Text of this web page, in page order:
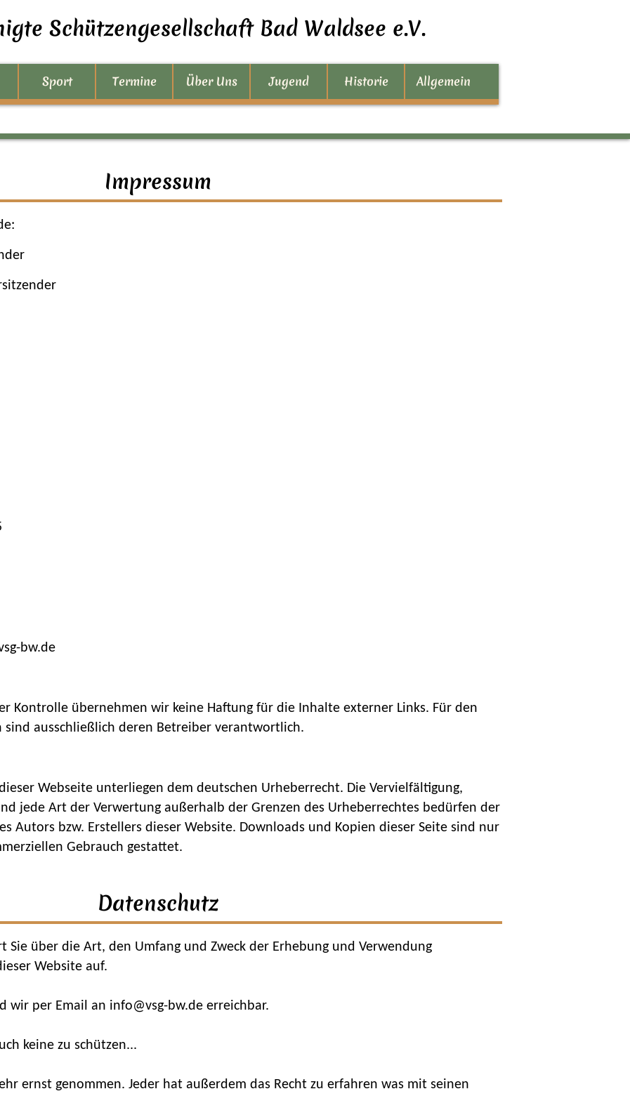
Schützengesellschaft Bad Waldsee e.V.
Sport Termine Über Uns Jugend Historie Allgemein
Impressum
bw.de
Kontrolle übernehmen wir keine Haftung für die Inhalte externer Links. Für den
sind ausschließlich deren Betreiber verantwortlich.
Webseite unterliegen dem deutschen Urheberrecht. Die Vervielfältigung,
jede Art der Verwertung außerhalb der Grenzen des Urheberrechtes bedürfen der
Autors bzw. Erstellers dieser Website. Downloads und Kopien dieser Seite sind nur
Gebrauch gestattet.
Datenschutz
Sie über die Art, den Umfang und Zweck der Erhebung und Verwendung
Website auf.
wir per Email an info@vsg-bw.de erreichbar.
keine zu schützen...
ernst genommen. Jeder hat außerdem das Recht zu erfahren was mit seinen